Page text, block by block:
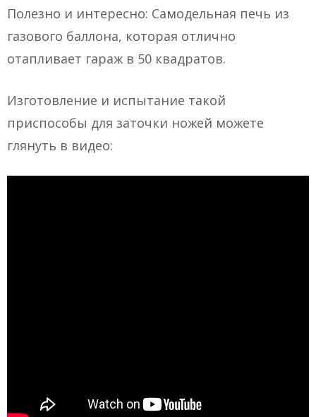
Полезно и интересно: Самодельная печь из
газового баллона, которая отлично
отапливает гараж в 50 квадратов.
Изготовление и испытание такой
приспособы для заточки ножей можете
глянуть в видео: